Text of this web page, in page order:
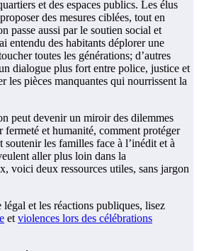
et des espaces publics. Les élus
des mesures ciblées, tout en
passe aussi par le soutien social et
entendu des habitants déplorer une
toutes les générations; d’autres
dialogue plus fort entre police, justice et
les pièces manquantes qui nourrissent la
peut devenir un miroir des dilemmes
et humanité, comment protéger
soutenir les familles face à l’inédit et à
aller plus loin dans la
voici deux ressources utiles, sans jargon
et les réactions publiques, lisez
et violences lors des célébrations